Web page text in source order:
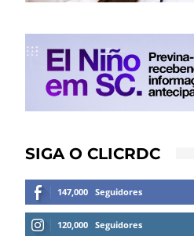
SIGA O CLICRDC
147,000 Seguidores
120,000 Seguidores